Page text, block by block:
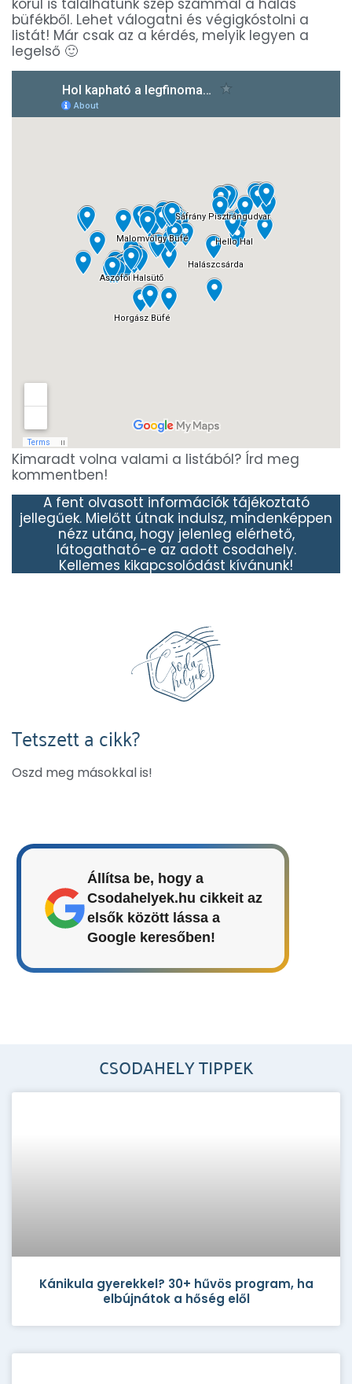
körül is találhatunk szép számmal a halas
büfékből. Lehet válogatni és végigkóstolni a
listát! Már csak az a kérdés, melyik legyen a
legelső 🙂
Kimaradt volna valami a listából? Írd meg
kommentben!
A fent olvasott információk tájékoztató
jellegűek. Mielőtt útnak indulsz, mindenképpen
nézz utána, hogy jelenleg elérhető,
látogatható-e az adott csodahely.
Kellemes kikapcsolódást kívánunk!
Tetszett a cikk?
Oszd meg másokkal is!
Állítsa be, hogy a
Csodahelyek.hu cikkeit az
elsők között lássa a
Google keresőben!
CSODAHELY TIPPEK
Kánikula gyerekkel? 30+ hűvös program, ha
elbújnátok a hőség elől